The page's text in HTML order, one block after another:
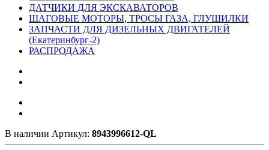
ДАТЧИКИ ДЛЯ ЭКСКАВАТОРОВ
ШАГОВЫЕ МОТОРЫ, ТРОСЫ ГАЗА, ГЛУШИЛКИ
ЗАПЧАСТИ ДЛЯ ДИЗЕЛЬНЫХ ДВИГАТЕЛЕЙ
(Екатеринбург-2)
РАСПРОДАЖА
В наличии Артикул: 8943996612-QL